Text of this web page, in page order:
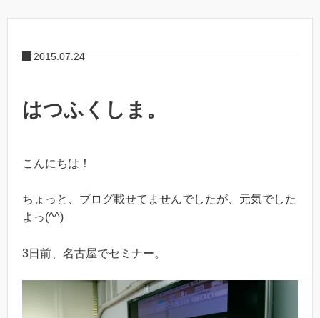
2015.07.24
はつふくしま。
こんにちは！
ちょっと、ブログ載せてませんでしたが、元気でした
よっ(^^)
3日前、名古屋でセミナー。